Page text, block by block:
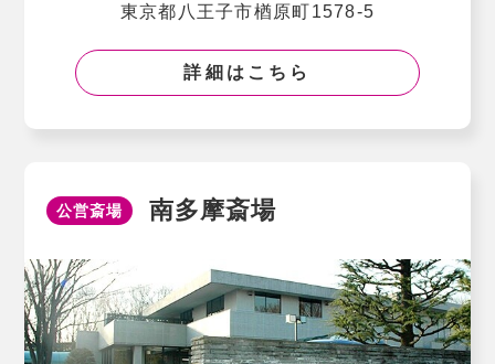
東京都八王子市楢原町1578-5
詳細はこちら
公営斎場 南多摩斎場